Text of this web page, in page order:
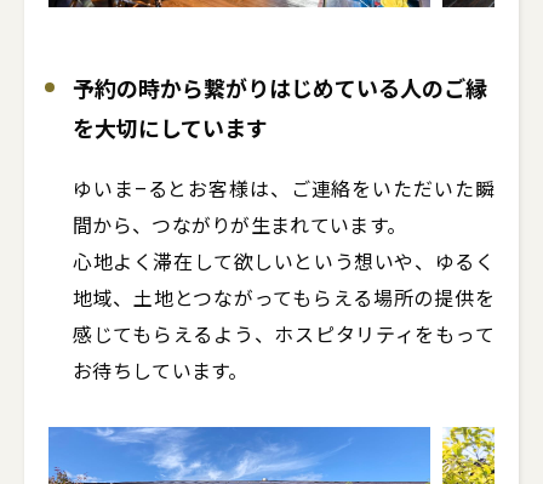
予約の時から繋がりはじめている人のご縁
を大切にしています
ゆいま–るとお客様は、ご連絡をいただいた瞬
間から、つながりが生まれています。
心地よく滞在して欲しいという想いや、ゆるく
地域、土地とつながってもらえる場所の提供を
感じてもらえるよう、ホスピタリティをもって